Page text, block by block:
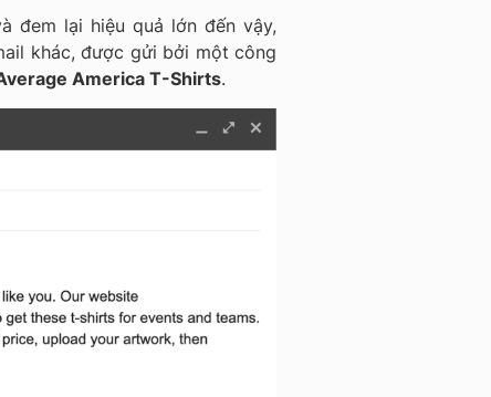
đem lại hiệu quả lớn đến vậy,
khác, được gửi bởi một công
America T-Shirts.